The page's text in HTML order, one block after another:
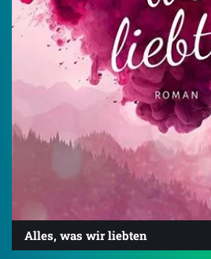
Alles, was wir liebten